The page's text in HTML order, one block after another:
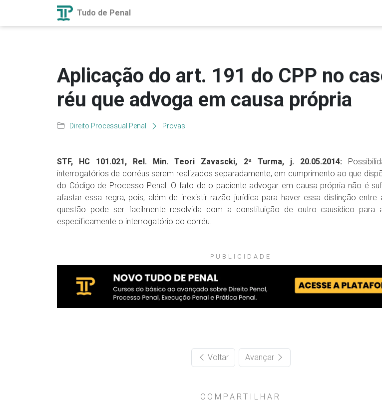
Tudo de Penal
Aplicação do art. 191 do CPP no
réu que advoga em causa própria
Direito Processual Penal Provas
STF, HC 101.021, Rel. Min. Teori Zavascki, 2ª Turma, j. 20.05.2014:
interrogatórios de corréus serem realizados separadamente, em cumprimento ao que
do Código de Processo Penal. O fato de o paciente advogar em causa própria não é
afastar essa regra, pois, além de inexistir razão jurídica para haver essa distinção entre
questão pode ser facilmente resolvida com a constituição de outro causídico para
especificamente o interrogatório do corréu.
PUBLICIDADE
Voltar Avançar
COMPARTILHAR